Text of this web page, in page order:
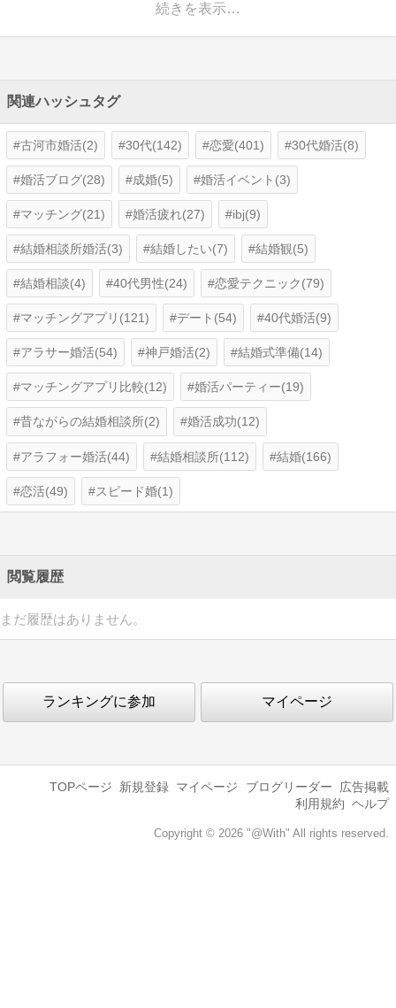
続きを表示…
関連ハッシュタグ
古河市婚活(2) 30代(142) 恋愛(401) 30代婚活(8)
婚活ブログ(28) 成婚(5) 婚活イベント(3)
マッチング(21) 婚活疲れ(27) ibj(9)
結婚相談所婚活(3) 結婚したい(7) 結婚観(5)
結婚相談(4) 40代男性(24) 恋愛テクニック(79)
マッチングアプリ(121) デート(54) 40代婚活(9)
アラサー婚活(54) 神戸婚活(2) 結婚式準備(14)
マッチングアプリ比較(12) 婚活パーティー(19)
昔ながらの結婚相談所(2) 婚活成功(12)
アラフォー婚活(44) 結婚相談所(112) 結婚(166)
恋活(49) スピード婚(1)
閲覧履歴
まだ履歴はありません。
ランキングに参加 マイページ
TOPページ 新規登録 マイページ ブログリーダー
広告掲載
利用規約 ヘルプ
Copyright © 2026 "@With" All rights reserved.